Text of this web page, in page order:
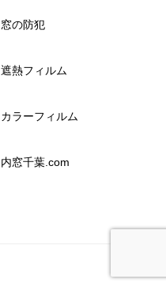
窓の防犯
遮熱フィルム
カラーフィルム
内窓千葉.com